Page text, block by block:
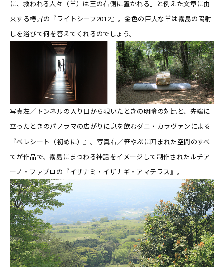
に、救われる人々（羊）は王の右側に置かれる」と例えた文章に由
来する椿昇の『ライトシープ2012』。金色の巨大な羊は霧島の陽射
しを浴びて何を答えてくれるのでしょう。
写真左／トンネルの入り口から覗いたときの明暗の対比と、先端に
立ったときのパノラマの広がりに息を飲むダニ・カラヴァンによる
『ベレシート（初めに）』。写真右／笹やぶに囲まれた空間のすべ
てが作品で、霧島にまつわる神話をイメージして制作されたルチア
ーノ・ファブロの『イザナミ・イザナギ・アマテラス』。